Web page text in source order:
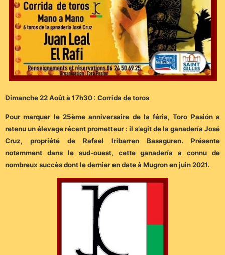
Dimanche 22 Août à 17h30 : Corrida de toros
Pour marquer le 25ème anniversaire de la féria, Toro Pasión a
retenu un élevage récent prometteur : il s’agit de la ganadería José
Cruz, propriété de Rafael Iribarren Basaguren. Présente
notamment dans le sud-ouest, cette ganadería a connu de
nombreux succès dont le dernier en date à Mugron en juin 2021.